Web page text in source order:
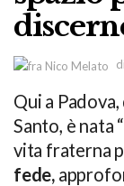
Qui a
Santo, è nata “
vita fraterna
fede,